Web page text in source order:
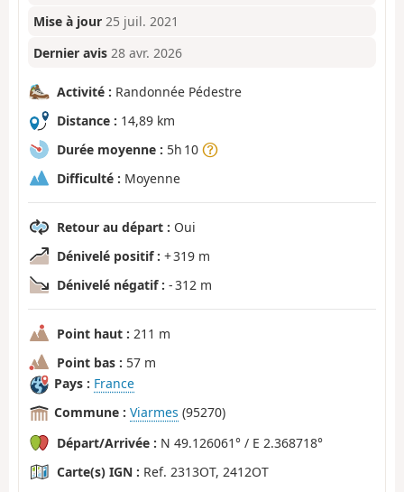
Mise à jour 25 juil. 2021
Dernier avis 28 avr. 2026
Activité : Randonnée Pédestre
Distance : 14,89 km
Durée moyenne : 5h 10
Difficulté : Moyenne
Retour au départ : Oui
Dénivelé positif : + 319 m
Dénivelé négatif : - 312 m
Point haut : 211 m
Point bas : 57 m
Pays : France
Commune : Viarmes (95270)
Départ/Arrivée : N 49.126061° / E 2.368718°
Carte(s) IGN : Ref. 2313OT, 2412OT